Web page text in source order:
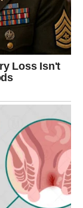
– pretvara se
sputavati
snažnu
vas
svoju
sumnje.